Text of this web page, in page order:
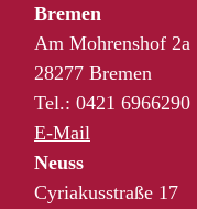
Bremen
Am Mohrenshof 2a
28277 Bremen
Tel.: 0421 6966290
E-Mail
Neuss
Cyriakusstraße 17